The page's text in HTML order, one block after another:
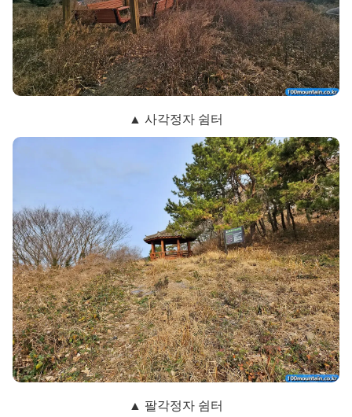
▲ 사각정자 쉼터
▲ 팔각정자 쉼터